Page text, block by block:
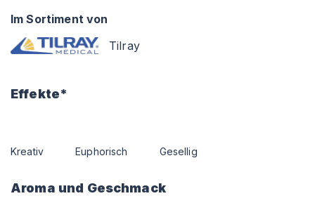
Im Sortiment von
Tilray
Effekte*
Kreativ Euphorisch Gesellig
Aroma und Geschmack